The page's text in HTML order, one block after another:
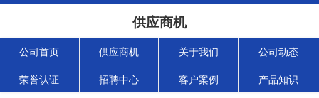
供应商机
公司首页 供应商机 关于我们 公司动态
荣誉认证 招聘中心 客户案例 产品知识